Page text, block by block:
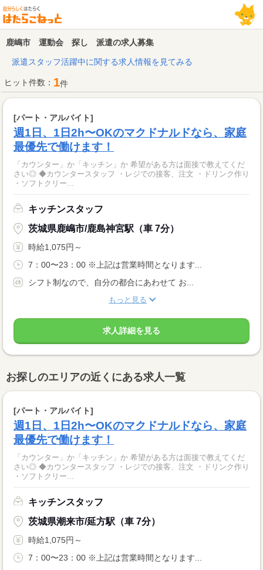
鹿嶋市 運動会 探し 派遣の求人募集
派遣スタッフ活躍中に関する求人情報を見てみる
ヒット件数： 1件
[パート・アルバイト]
週1日、1日2h〜OKのマクドナルドなら、家庭
最優先で働けます！
「カウンター」か「キッチン」か 希望がある方は面接で教えてくだ
さい◎ ◆カウンタースタッフ ・レジでの接客、注文 ・ドリンク作り
・ソフトクリー...
キッチンスタッフ
茨城県鹿嶋市/鹿島神宮駅（車 7分）
時給1,075円～
7：00〜23：00 ※上記は営業時間となります...
シフト制なので、自分の都合にあわせて お...
もっと見る
求人詳細を見る
お探しのエリアの近くにある求人一覧
[パート・アルバイト]
週1日、1日2h〜OKのマクドナルドなら、家庭
最優先で働けます！
「カウンター」か「キッチン」か 希望がある方は面接で教えてくだ
さい◎ ◆カウンタースタッフ ・レジでの接客、注文 ・ドリンク作り
・ソフトクリー...
キッチンスタッフ
茨城県潮来市/延方駅（車 7分）
時給1,075円～
7：00〜23：00 ※上記は営業時間となります...